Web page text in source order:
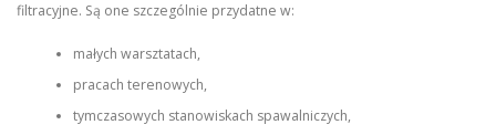
filtracyjne. Są one szczególnie przydatne w:
małych warsztatach,
pracach terenowych,
tymczasowych stanowiskach spawalniczych,